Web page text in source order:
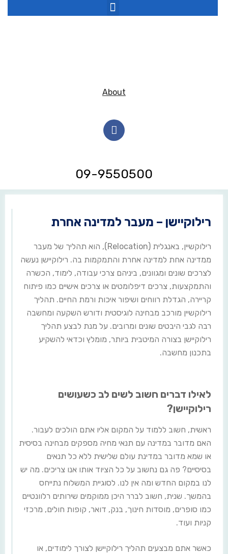
About
09-9550500
רילוקיישן – מעבר למדינה אחרת
רילוקשיין, באנגלית (Relocation), הוא תהליך של מעבר
ממדינה אחת למדינה אחרת והתמקמות בה. רילוקיישן נעשה
לצרכים שונים ומגוונים, ביניהם צרכי עבודה, לימוד, הכשרה
והתמקצעות, צרכים דיפלומטים או צרכים אישיים כמו פיתוח
קריירה, הגדלת רווחים ושיפור איכות ורמת החיים. תהליך
רילוקשיין מורכב מבחינה לוגיסטית ודורש השקעה ומחשבה
רבה לגבי היבטים שונים ומרובים. על מנת לבצע תהליך
רילוקיישן בצורה המיטבית ביותר, מומלץ וכדאי להשקיע
בתכנון מחשבה.
לאילו דברים חשוב לשים לב כשעושים
רילוקיישן?
ראשית, חשוב ללמוד על המקום אליו אתם הולכים לעבור.
האם מדובר במדינה עם תנאי מחיה מספקים מבחינה בסיסית
או שמא מדובר במדינת עולם שלישית ללא כל תנאים
בסיסיים? פה גם נחשוב על כל הציוד אותו אנו צריכים. מה יש
לנו במקום החדש ומה אין לנו. לסוגיית המשלוח נתייחס
בהמשך. שנית, חשוב לברר היכן ממוקמים שירותים רלוונטיים
כמו סופרים, מוסדות חינוך, בנק, דואר, קופות חולים, מרכזי
קניות ועוד.
כאשר אתם מבצעים תהליך רילוקיישן לצורך לימודים, או